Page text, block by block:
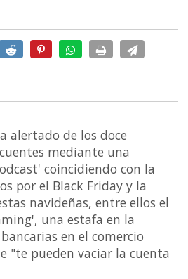
alertado de los doce
mediante una
coincidiendo con la
por el Black Friday y la
navideñas, entre ellos el
una estafa en la
en el comercio
"te pueden vaciar la cuenta